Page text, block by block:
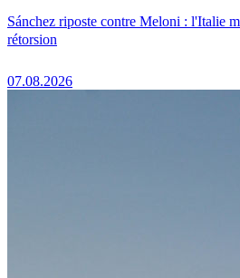
Sánchez riposte contre Meloni : l'Italie
rétorsion
07.08.2026